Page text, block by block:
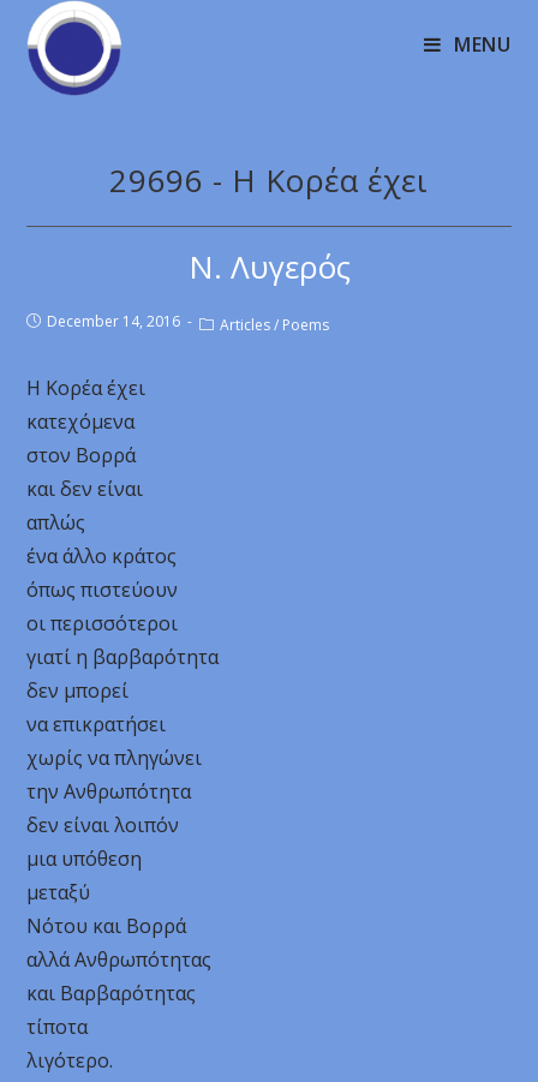
MENU
29696 - Η Κορέα έχει
Ν. Λυγερός
December 14, 2016 Articles / Poems
Η Κορέα έχει
κατεχόμενα
στον Βορρά
και δεν είναι
απλώς
ένα άλλο κράτος
όπως πιστεύουν
οι περισσότεροι
γιατί η βαρβαρότητα
δεν μπορεί
να επικρατήσει
χωρίς να πληγώνει
την Ανθρωπότητα
δεν είναι λοιπόν
μια υπόθεση
μεταξύ
Νότου και Βορρά
αλλά Ανθρωπότητας
και Βαρβαρότητας
τίποτα
λιγότερο.